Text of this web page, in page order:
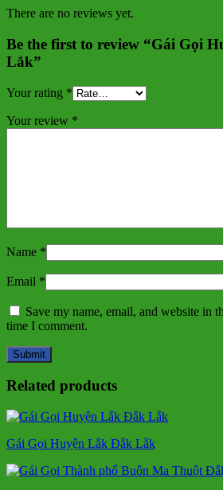
There are no reviews yet.
Be the first to review “Gái Gọi
Lắk”
Your rating *
Your review *
Name *
Email *
Save my name, email, and website in
time I comment.
Related products
Gái Gọi Huyện Lắk Đắk Lắk